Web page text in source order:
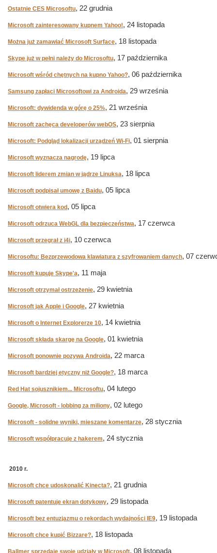
Ostatnie CES Microsoftu, 22 grudnia
Microsoft zainteresowany kupnem Yahoo!, 24 listopada
Można już zamawiać Microsoft Surface, 18 listopada
Skype już w pełni należy do Microsoftu, 17 października
Microsoft wśród chętnych na kupno Yahoo?, 06 października
Samsung zapłaci Microsoftowi za Androida, 29 września
Microsoft: dywidenda w górę o 25%, 21 września
Microsoft zachęca developerów webOS, 23 sierpnia
Microsoft: Podgląd lokalizacji urządzeń Wi-Fi, 01 sierpnia
Microsoft wyznacza nagrodę, 19 lipca
Microsoft liderem zmian w jądrze Linuksa, 18 lipca
Microsoft podpisał umowę z Baidu, 05 lipca
Microsoft otwiera kod , 05 lipca
Microsoft odrzuca WebGL dla bezpieczeństwa, 17 czerwca
Microsoft przegrał z i4i, 10 czerwca
Microsoftu: Bezprzewodowa klawiatura z szyfrowaniem danych, 07
Microsoft kupuje Skype'a, 11 maja
Microsoft otrzymał ostrzeżenie, 29 kwietnia
Microsoft jak Apple i Google, 27 kwietnia
Microsoft o Internet Explorerze 10, 14 kwietnia
Microsoft składa skargę na Google, 01 kwietnia
Microsoft ponownie pozywa Androida, 22 marca
Microsoft bardziej etyczny niż Google?, 18 marca
Red Hat sojusznikiem... Microsoftu, 04 lutego
Google, Microsoft - lobbing za miliony, 02 lutego
Microsoft - solidne wyniki, mieszane komentarze, 28 stycznia
Microsoft współpracuje z hakerem, 24 stycznia
2010 r.
Microsoft chce udoskonalić Kinecta?, 21 grudnia
Microsoft patentuje ekran dotykowy, 29 listopada
Microsoft bez entuzjazmu o rekordach wydajności IE9, 19 listopada
Microsoft chce kupić Bizzare?, 18 listopada
Ballmer sprzedaje swoje udziały w Microsoft, 08 listopada